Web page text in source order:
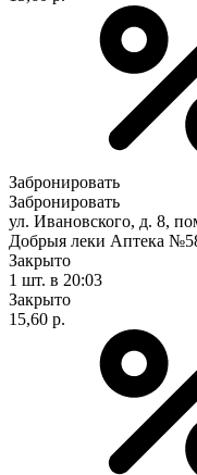
Забронировать
Забронировать
ул. Ивановского, д. 8,
Добрыя леки Аптека
Закрыто
1 шт. в 20:03
Закрыто
15,60 р.